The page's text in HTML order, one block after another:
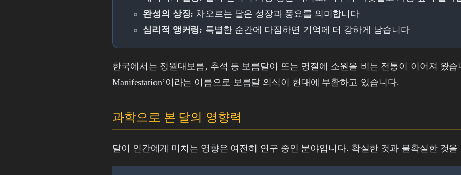
완성의 상징: 차오르는 달은 성장과 풍요를 의미합니다
심리적 앵커링: 특별한 순간에 다짐하면 기억에 더 강하게 남습니다
한국에서는 정월대보름, 추석 등 보름달이 뜨는 명절에 소원을 비는 전통이 이어져 왔습
Manifestation’이라는 이름으로 보름달 의식이 현대에 부활하고 있습니다.
과학으로 본 달의 영향력
달이 인간에게 미치는 영향은 여전히 연구 중인 분야입니다. 확실한 것과 불확실한 것